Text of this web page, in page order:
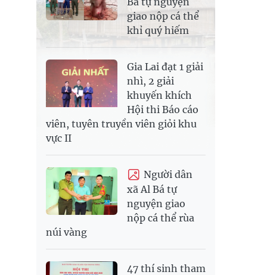
giao nộp cá thể
khỉ quý hiếm
Gia Lai đạt 1 giải
nhì, 2 giải
khuyến khích
Hội thi Báo cáo
viên, tuyên truyền viên giỏi khu
vực II
Người dân
xã Al Bá tự
nguyện giao
nộp cá thể rùa
núi vàng
47 thí sinh tham